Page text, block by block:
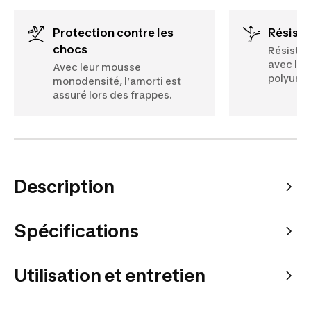
Protection contre les
chocs
Avec leur mousse
monodensité, l’amorti est
assuré lors des frappes.
avec
Description
Spécifications
Utilisation et entretien